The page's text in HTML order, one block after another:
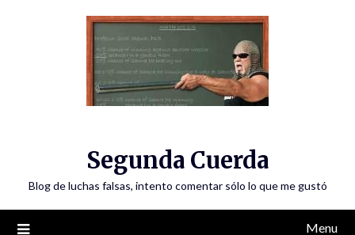
Segunda Cuerda
Blog de luchas falsas, intento comentar sólo lo que me gustó
Menu